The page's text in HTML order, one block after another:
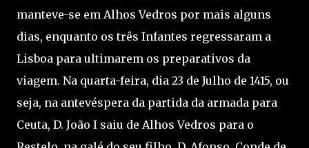
manteve-se em Alhos Vedros por mais alguns
dias, enquanto os três Infantes regressaram a
Lisboa para ultimarem os preparativos da
viagem. Na quarta-feira, dia 23 de Julho de 1415, ou
seja, na antevéspera da partida da armada para
Ceuta, D. João I saiu de Alhos Vedros para o